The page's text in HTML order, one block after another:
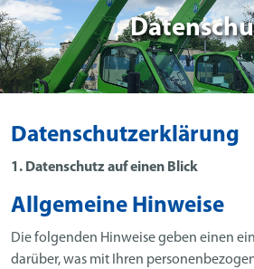
Datenschutzerklärung
1. Datenschutz auf einen Blick
Allgemeine Hinweise
Die folgenden Hinweise geben einen
darüber, was mit Ihren